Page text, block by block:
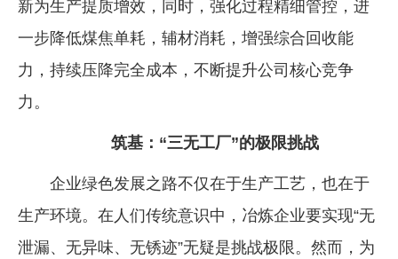
新为生产提质增效，同时，强化过程精细管控，进
一步降低煤焦单耗，辅材消耗，增强综合回收能
力，持续压降完全成本，不断提升公司核心竞争
力。
筑基：“三无工厂”的极限挑战
企业绿色发展之路不仅在于生产工艺，也在于
生产环境。在人们传统意识中，冶炼企业要实现“无
泄漏、无异味、无锈迹”无疑是挑战极限。然而，为